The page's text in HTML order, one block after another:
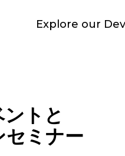
Explore our
トと
セミナー